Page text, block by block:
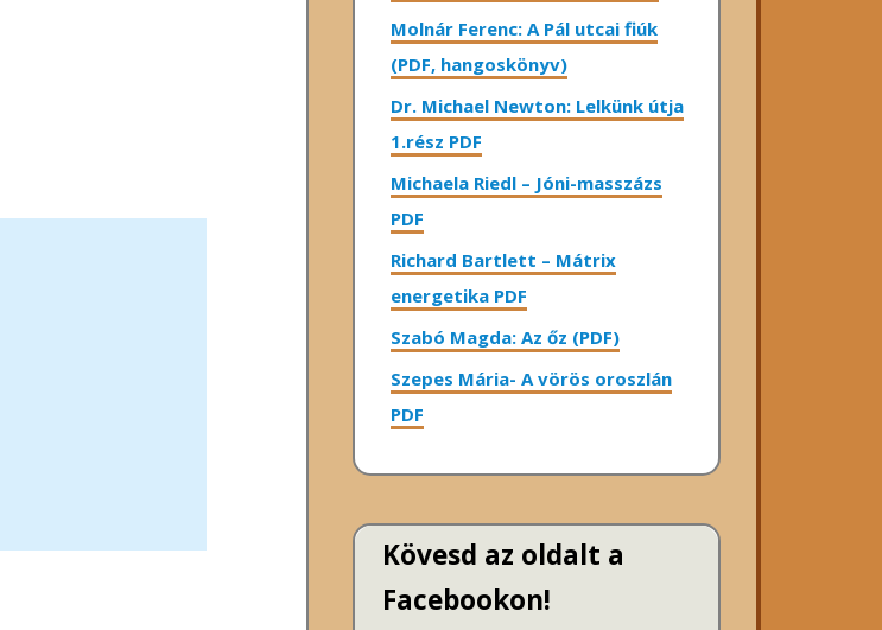
Molnár Ferenc: A Pál utcai fiúk
(PDF, hangoskönyv)
Dr. Michael Newton: Lelkünk útja
1.rész PDF
Michaela Riedl – Jóni-masszázs
PDF
Richard Bartlett – Mátrix
energetika PDF
Szabó Magda: Az őz (PDF)
Szepes Mária- A vörös oroszlán
PDF
Kövesd az oldalt a
Facebookon!